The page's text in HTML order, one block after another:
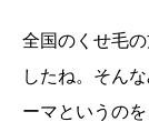
全国のくせ毛
したね。そん
ーマというの